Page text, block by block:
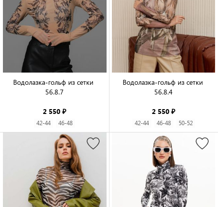
Водолазка-гольф из сетки
56.8.7
2 550 ₽
42-44 46-48
Водолазка-гольф из сетки
56.8.4
2 550 ₽
42-44 46-48 50-52